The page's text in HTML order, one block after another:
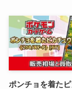
ポンチョを着た